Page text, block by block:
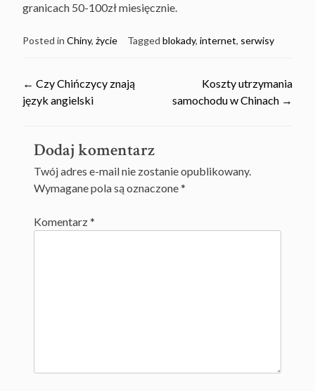
granicach 50-100zł miesięcznie.
Posted in Chiny, życie Tagged blokady, internet, serwisy
Post
← Czy Chińczycy znają
język angielski
Koszty utrzymania
samochodu w Chinach →
Dodaj komentarz
Twój adres e-mail nie zostanie opublikowany.
Wymagane pola są oznaczone*
Komentarz*